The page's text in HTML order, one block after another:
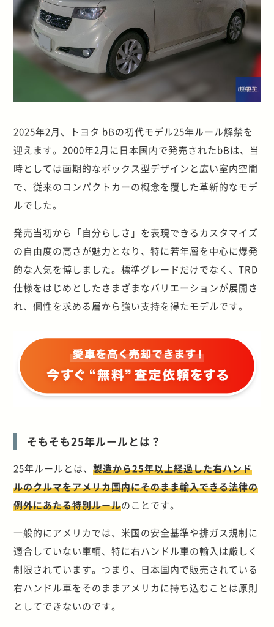
2025年2月、トヨタ bBの初代モデル25年ルール解禁を
迎えます。2000年2月に日本国内で発売されたbBは、当
時としては画期的なボックス型デザインと広い室内空間
で、従来のコンパクトカーの概念を覆した革新的なモデ
ルでした。
発売当初から「自分らしさ」を表現できるカスタマイズ
の自由度の高さが魅力となり、特に若年層を中心に爆発
的な人気を博しました。標準グレードだけでなく、TRD
仕様をはじめとしたさまざまなバリエーションが展開さ
れ、個性を求める層から強い支持を得たモデルです。
そもそも25年ルールとは？
25年ルールとは、製造から25年以上経過した右ハンド
ルのクルマをアメリカ国内にそのまま輸入できる法律の
例外にあたる特別ルールのことです。
一般的にアメリカでは、米国の安全基準や排ガス規制に
適合していない車輌、特に右ハンドル車の輸入は厳しく
制限されています。つまり、日本国内で販売されている
右ハンドル車をそのままアメリカに持ち込むことは原則
としてできないのです。